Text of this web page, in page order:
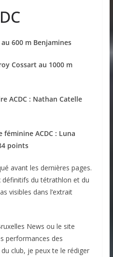
600 m Benjamines
Cossart au 1000 m
ACDC : Nathan Catelle
ACDC : Luna
points
avant les dernières pages.
définitifs du tétrathlon et du
visibles dans l’extrait
News ou le site
performances des
club, je peux te le rédiger